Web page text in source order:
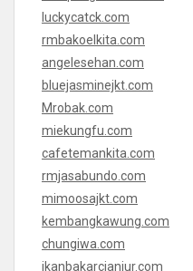
luckycatck.com
rmbakoelkita.com
angelesehan.com
bluejasminejkt.com
Mrobak.com
miekungfu.com
cafetemankita.com
rmjasabundo.com
mimoosajkt.com
kembangkawung.com
chungiwa.com
ikanbakarcianjur.com